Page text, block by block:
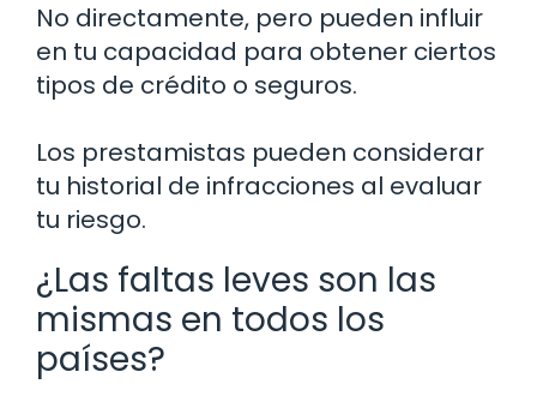
No directamente, pero pueden influir
en tu capacidad para obtener ciertos
tipos de crédito o seguros.
Los prestamistas pueden considerar
tu historial de infracciones al evaluar
tu riesgo.
¿Las faltas leves son las
mismas en todos los
países?